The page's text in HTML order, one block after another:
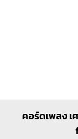
คอร์ดเพลง